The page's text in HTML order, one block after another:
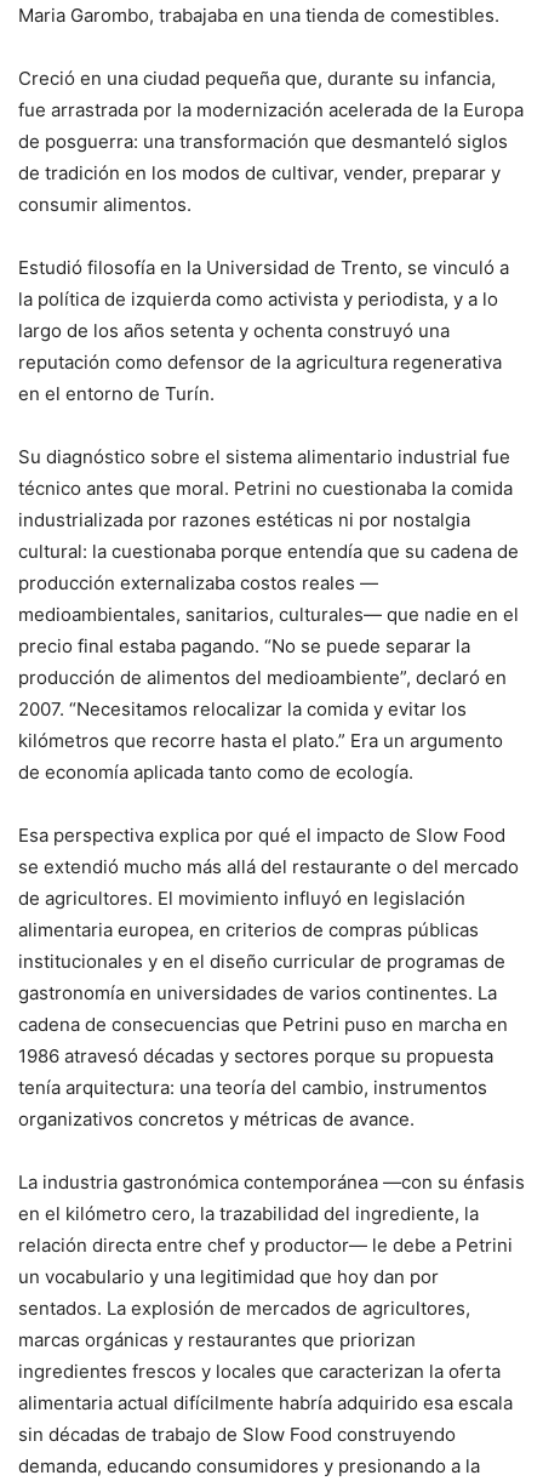
Maria Garombo, trabajaba en una tienda de comestibles.
Creció en una ciudad pequeña que, durante su infancia,
fue arrastrada por la modernización acelerada de la Europa
de posguerra: una transformación que desmanteló siglos
de tradición en los modos de cultivar, vender, preparar y
consumir alimentos.
Estudió filosofía en la Universidad de Trento, se vinculó a
la política de izquierda como activista y periodista, y a lo
largo de los años setenta y ochenta construyó una
reputación como defensor de la agricultura regenerativa
en el entorno de Turín.
Su diagnóstico sobre el sistema alimentario industrial fue
técnico antes que moral. Petrini no cuestionaba la comida
industrializada por razones estéticas ni por nostalgia
cultural: la cuestionaba porque entendía que su cadena de
producción externalizaba costos reales —
medioambientales, sanitarios, culturales— que nadie en el
precio final estaba pagando. “No se puede separar la
producción de alimentos del medioambiente”, declaró en
2007. “Necesitamos relocalizar la comida y evitar los
kilómetros que recorre hasta el plato.” Era un argumento
de economía aplicada tanto como de ecología.
Esa perspectiva explica por qué el impacto de Slow Food
se extendió mucho más allá del restaurante o del mercado
de agricultores. El movimiento influyó en legislación
alimentaria europea, en criterios de compras públicas
institucionales y en el diseño curricular de programas de
gastronomía en universidades de varios continentes. La
cadena de consecuencias que Petrini puso en marcha en
1986 atravesó décadas y sectores porque su propuesta
tenía arquitectura: una teoría del cambio, instrumentos
organizativos concretos y métricas de avance.
La industria gastronómica contemporánea —con su énfasis
en el kilómetro cero, la trazabilidad del ingrediente, la
relación directa entre chef y productor— le debe a Petrini
un vocabulario y una legitimidad que hoy dan por
sentados. La explosión de mercados de agricultores,
marcas orgánicas y restaurantes que priorizan
ingredientes frescos y locales que caracterizan la oferta
alimentaria actual difícilmente habría adquirido esa escala
sin décadas de trabajo de Slow Food construyendo
demanda, educando consumidores y presionando a la